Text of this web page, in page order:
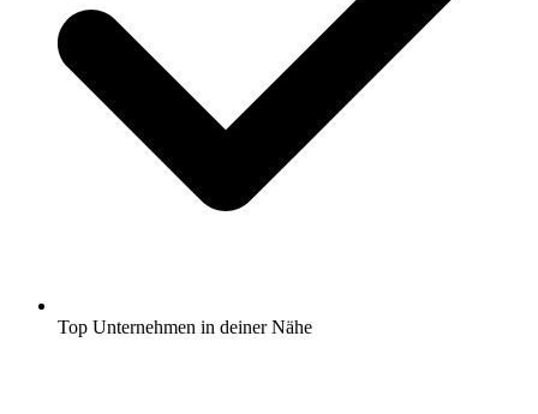
Top Unternehmen in deiner Nähe